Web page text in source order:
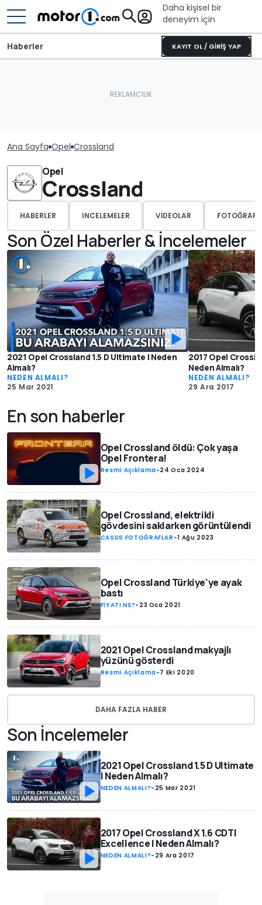
Daha kişisel bir
deneyim için
KAYIT OL / GİRİŞ YAP
Haberler
Ana Sayfa Opel Crossland
Opel
Crossland
HABERLER INCELEMELER VIDEOLAR
Son Özel Haberler & İncelemeler
2021 Opel Crossland 1.5 D Ultimate | Neden
Almalı?
NEDEN ALMALI?
25 Mar 2021
2017 Opel
Neden Almalı?
NEDEN ALMALI?
29 Ara 2017
En son haberler
Opel Crossland öldü: Çok yaşa
Opel Frontera!
Resmi Açıklama-24 Oca 2024
Opel Crossland, elektrikli
gövdesini saklarken görüntülendi
CASUS FOTOĞRAFLAR -1 Ağu 2023
Opel Crossland Türkiye'ye ayak
bastı
FİYATI NE?- 23 Oca 2021
2021 Opel Crossland makyajlı
yüzünü gösterdi
Resmi Açıklama-7 Eki 2020
DAHA FAZLA HABER
Son İncelemeler
2021 Opel Crossland 1.5 D Ultimate
| Neden Almalı?
NEDEN ALMALI?- 25 Mar 2021
2017 Opel Crossland X 1.6 CDTI
Excellence | Neden Almalı?
NEDEN ALMALI?- 29 Ara 2017